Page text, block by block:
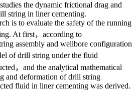
the dynamic frictional drag and
string in liner cementing.
is to evaluate the safety of the running
At first，according to
assembly and wellbore configuration
of drill string under the fluid
，and the analytical mathematical
and deformation of drill string
fluid in liner cementing was derived.